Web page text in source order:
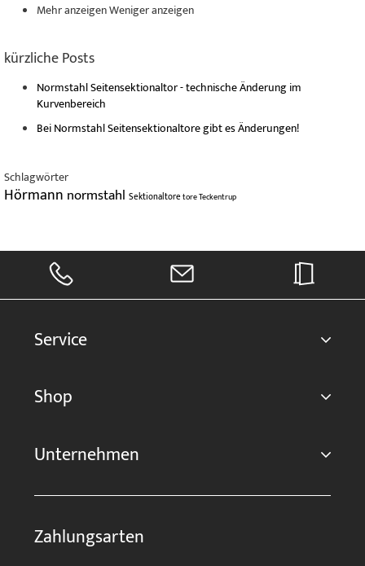
Mehr anzeigenWeniger anzeigen
kürzliche Posts
Normstahl Seitensektionaltor - technische Änderung im
Kurvenbereich
Bei Normstahl Seitensektionaltore gibt es Änderungen!
Schlagwörter
Hörmann normstahl SektionaltoretoreTeckentrup
Service
Shop
Unternehmen
Zahlungsarten